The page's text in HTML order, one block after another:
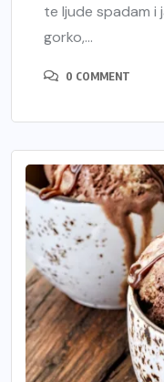
te ljude spadam i
gorko,...
0 COMMENT